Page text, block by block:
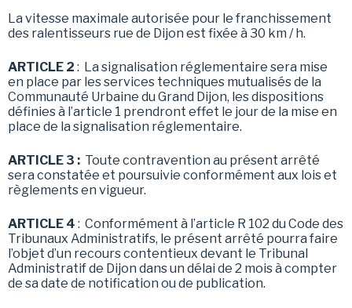
La vitesse maximale autorisée pour le franchissement
des ralentisseurs rue de Dijon est fixée à 30 km / h.
ARTICLE 2 : La signalisation réglementaire sera mise
en place par les services techniques mutualisés de la
Communauté Urbaine du Grand Dijon, les dispositions
définies à l’article 1 prendront effet le jour de la mise en
place de la signalisation réglementaire.
ARTICLE 3 : Toute contravention au présent arrêté
sera constatée et poursuivie conformément aux lois et
règlements en vigueur.
ARTICLE 4 : Conformément à l’article R 102 du Code des
Tribunaux Administratifs, le présent arrêté pourra faire
l’objet d’un recours contentieux devant le Tribunal
Administratif de Dijon dans un délai de 2 mois à compter
de sa date de notification ou de publication.